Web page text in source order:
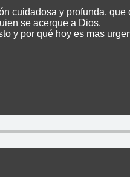
cuidadosa y profunda, que
se acerque a Dios.
y por qué hoy es mas